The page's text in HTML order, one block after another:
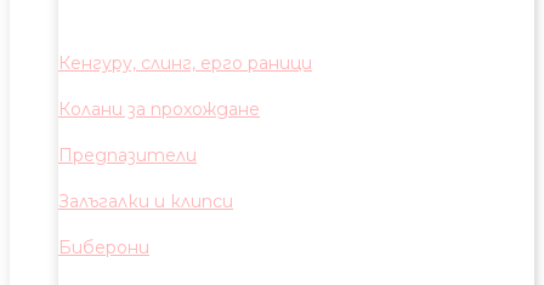
Кенгуру, слинг, ерго раници
Колани за прохождане
Предпазители
Залъгалки и клипси
Биберони